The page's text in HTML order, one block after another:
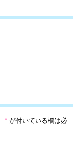
* が付いている欄は必